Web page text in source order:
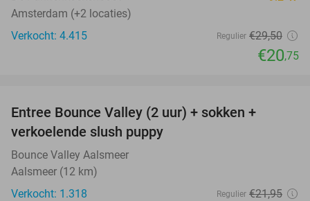
Amsterdam (+2 locaties)
Verkocht: 4.415
Regulier €29,50
€20,75
Entree Bounce Valley (2 uur) + sokken +
verkoelende slush puppy
Bounce Valley Aalsmeer
Aalsmeer (12 km)
Verkocht: 1.318
Regulier €21,95